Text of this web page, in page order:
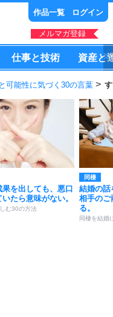
作品一覧 ログイン
メルマガ登録
仕事と技術 資産と
可能性に気づく30の言葉
果を出しても、悪口
たら意味がない。
む30の方法
同棲
結婚の話
相手のご
る。
同棲を結婚